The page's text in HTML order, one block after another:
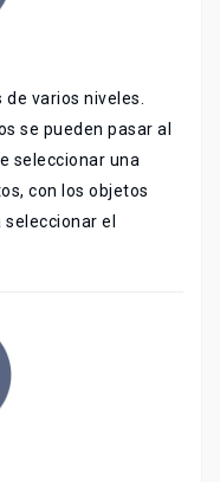
varios niveles.
se pueden pasar al
seleccionar una
con los objetos
el